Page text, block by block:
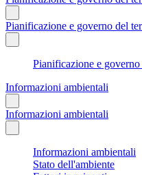
Pianificazione e governo del
Pianificazione e
Informazioni ambientali
Informazioni ambientali
Informazioni ambientali
Stato dell'ambiente